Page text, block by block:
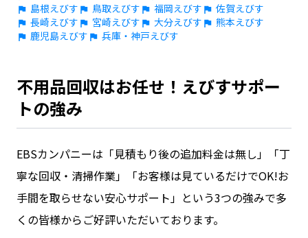
島根えびす
鳥取えびす 福岡えびす
佐賀えびす
長崎えびす
宮崎えびす 大分えびす
熊本えびす
鹿児島えびす
兵庫・神戸えびす
不用品回収はお任せ！えびすサポー
トの強み
EBSカンパニーは「見積もり後の追加料金は無し」「丁
寧な回収・清掃作業」「お客様は見ているだけでOK!お
手間を取らせない安心サポート」という3つの強みで多
くの皆様からご好評いただいております。